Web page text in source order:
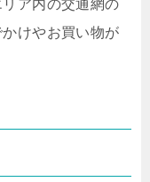
ア内の交通網の
けやお買い物が